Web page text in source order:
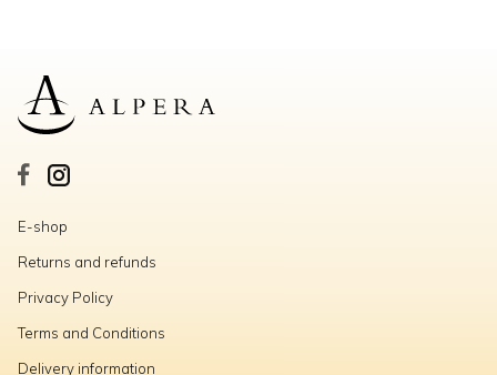
E-shop
Returns and refunds
Privacy Policy
Terms and Conditions
Delivery information